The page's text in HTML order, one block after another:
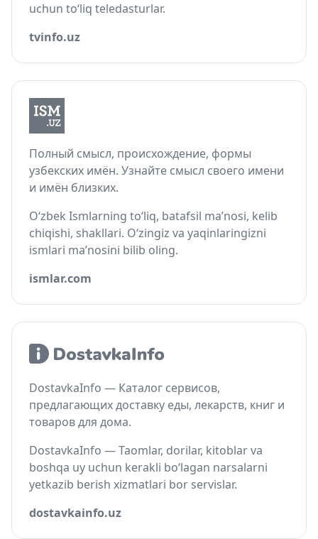
uchun to‘liq teledasturlar.
tvinfo.uz
Полный смысл, происхождение, формы
узбекских имён. Узнайте смысл своего имени
и имён близких.
O‘zbek Ismlarning to‘liq, batafsil ma’nosi, kelib
chiqishi, shakllari. O‘zingiz va yaqinlaringizni
ismlari ma’nosini bilib oling.
ismlar.com
DostavkaInfo — Каталог сервисов,
предлагающих доставку еды, лекарств, книг и
товаров для дома.
DostavkaInfo — Taomlar, dorilar, kitoblar va
boshqa uy uchun kerakli bo‘lagan narsalarni
yetkazib berish xizmatlari bor servislar.
dostavkainfo.uz